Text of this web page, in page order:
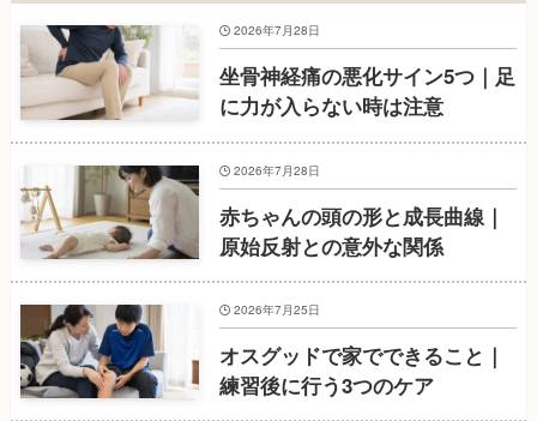
坐骨神経痛の悪化サイン5つ｜足
に力が入らない時は注意
2026年7月28日
赤ちゃんの頭の形と成長曲線｜
原始反射との意外な関係
2026年7月28日
オスグッドで家でできること｜
練習後に行う3つのケア
2026年7月25日